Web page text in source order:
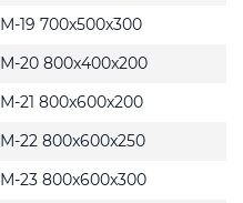
19 700x500x300
20 800x400x200
21 800x600x200
22 800x600x250
23 800x600x300